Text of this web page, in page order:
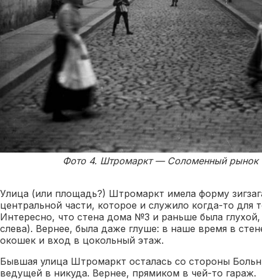
Фото 4. Штромаркт — Соломенный рынок
Улица (или площадь?) Штромаркт имела форму
центральной части, которое и служило когда-то для
Интересно, что стена дома №3 и раньше была
слева). Вернее, была даже глуше: в наше время в
окошек и вход в цокольный этаж.
Бывшая улица Штромаркт осталась со стороны
ведущей в никуда. Вернее, прямиком в чей-то гараж.